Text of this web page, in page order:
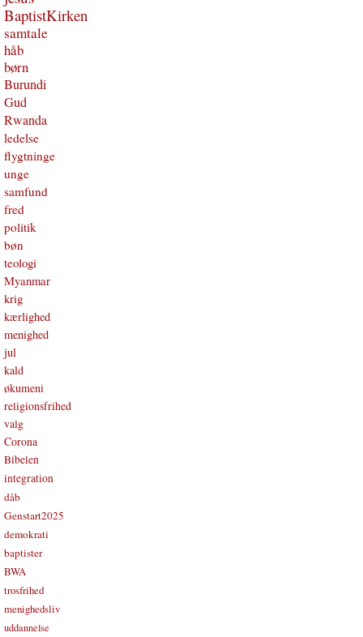
BaptistKirken
samtale
håb
børn
Burundi
Gud
Rwanda
ledelse
flygtninge
unge
samfund
fred
politik
bøn
teologi
Myanmar
krig
kærlighed
menighed
jul
kald
økumeni
religionsfrihed
valg
Corona
Bibelen
integration
dåb
Genstart2025
demokrati
baptister
BWA
trosfrihed
menighedsliv
uddannelse